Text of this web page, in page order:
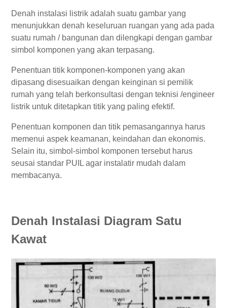
Denah instalasi listrik adalah suatu gambar yang
menunjukkan denah keseluruan ruangan yang ada pada
suatu rumah / bangunan dan dilengkapi dengan gambar
simbol komponen yang akan terpasang.
Penentuan titik komponen-komponen yang akan
dipasang disesuaikan dengan keinginan si pemilik
rumah yang telah berkonsultasi dengan teknisi /engineer
listrik untuk ditetapkan titik yang paling efektif.
Penentuan komponen dan titik pemasangannya harus
memenui aspek keamanan, keindahan dan ekonomis.
Selain itu, simbol-simbol komponen tersebut harus
seusai standar PUIL agar instalatir mudah dalam
membacanya.
Denah Instalasi Diagram Satu
Kawat